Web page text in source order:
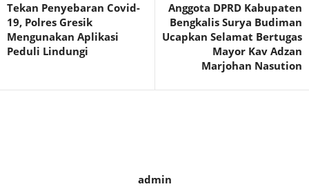
Tekan Penyebaran Covid-
19, Polres Gresik
Mengunakan Aplikasi
Peduli Lindungi
Anggota DPRD Kabupaten
Bengkalis Surya Budiman
Ucapkan Selamat Bertugas
Mayor Kav Adzan
Marjohan Nasution
admin